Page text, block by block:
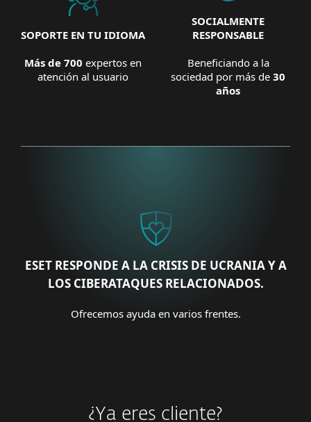
SOPORTE EN TU IDIOMA
Más de 700 expertos en
atención al usuario
SOCIALMENTE
RESPONSABLE
Beneficiando a la
sociedad por más de 30
años
ESET RESPONDE A LA CRISIS DE UCRANIA Y A
LOS CIBERATAQUES RELACIONADOS.
Ofrecemos ayuda en varios frentes.
¿Ya eres cliente?